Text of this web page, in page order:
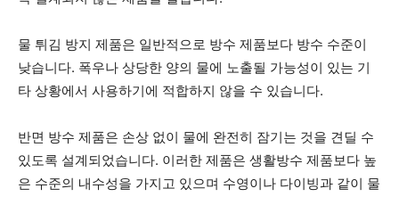
물 튀김 방지 제품은 일반적으로 방수 제품보다 방수 수준이
낮습니다. 폭우나 상당한 양의 물에 노출될 가능성이 있는 기
타 상황에서 사용하기에 적합하지 않을 수 있습니다.
반면 방수 제품은 손상 없이 물에 완전히 잠기는 것을 견딜 수
있도록 설계되었습니다. 이러한 제품은 생활방수 제품보다 높
은 수준의 내수성을 가지고 있으며 수영이나 다이빙과 같이 물